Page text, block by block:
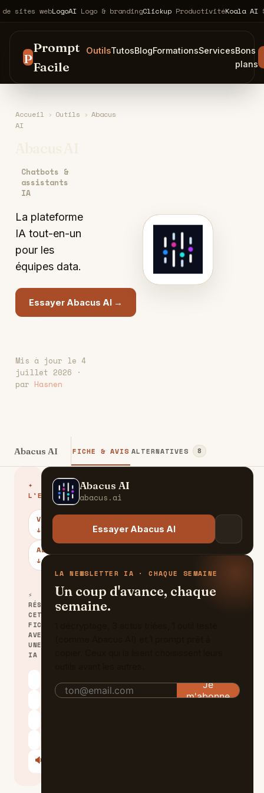
webLogoAILogo & brandingClickupProductivitéKoala AISEO &
P
Prompt
Facile
OutilsTutosBlogFormationsServicesBons
plans
Accueil › Outils › Abacus
AI
Chatbots &
assistants
IA
La plateforme
IA tout-en-un
pour les
équipes data.
Essayer Abacus AI →
Mis à jour le 4
juillet 2026 ·
par Hasnen
A
Abacus AI FICHE & AVIS ALTERNATIVES 8
✦
L'ESSENTIEL
VERDICT
↓
ALTERNATIVES
↓
⚡
RÉSUMER
CETTE
FICHE
AVEC
UNE
IA
ChatGPT
Claude
Perplexity
Le Chat
🔊
Écouter
A Abacus AI
abacus.ai
Essayer Abacus AI
LA NEWSLETTER IA · CHAQUE SEMAINE
Un coup d'avance, chaque
semaine.